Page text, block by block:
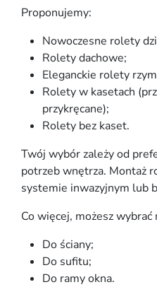
Proponujemy:
Nowoczesne rolety
Rolety dachowe;
Eleganckie rolety
Rolety w kasetach
przykręcane);
Rolety bez kaset.
Twój wybór zależy od
potrzeb wnętrza. Montaż
systemie inwazyjnym lub
Co więcej, możesz wybrać
Do ściany;
Do sufitu;
Do ramy okna.